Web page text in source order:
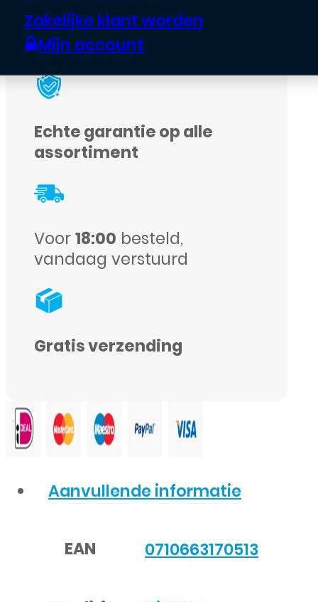
Zakelijke klant worden
Mijn account
Uitverkocht
Echte garantie op alle
assortiment
Voor18:00 besteld,
vandaag verstuurd
Gratis verzending
Aanvullende informatie
EAN 0710663170513